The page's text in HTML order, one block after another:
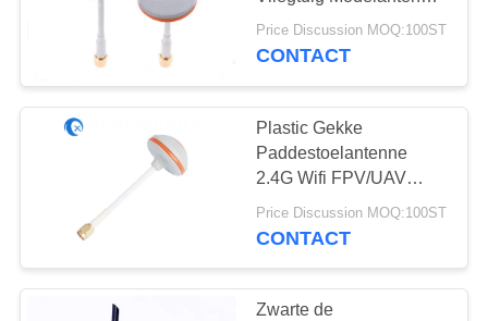
GEVALLEN
VR
PRIVACY
POLICY
Navigatieantenne
De Antenne van het
glasvezelBasisstation
van de Hommelantenne
5.8GHZ Wifi
Price Discussion MOQ:100ST
CONTACT
Plastic Gekke
Paddestoelantenne
2.4G Wifi FPV/UAV
Hommel voor Voertuig
Price Discussion MOQ:100ST
CONTACT
Zwarte de